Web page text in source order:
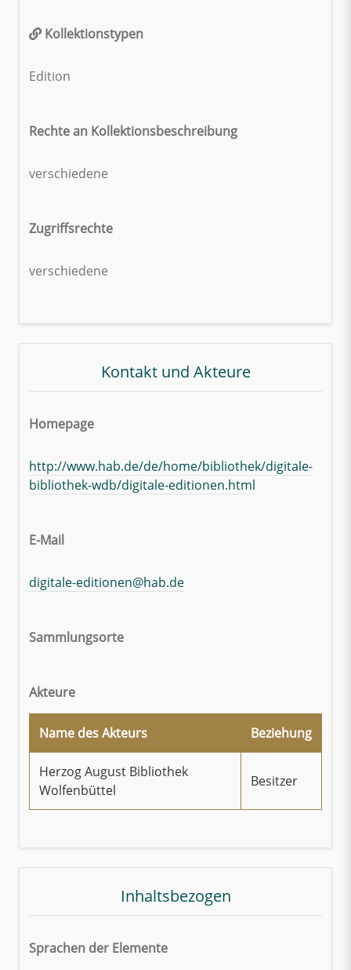
Kollektionstypen
Edition
Rechte an Kollektionsbeschreibung
verschiedene
Zugriffsrechte
verschiedene
Kontakt und Akteure
Homepage
http://www.hab.de/de/home/bibliothek/digitale-
bibliothek-wdb/digitale-editionen.html
E-Mail
digitale-editionen@hab.de
Sammlungsorte
Akteure
Name des Akteurs Beziehung
Herzog August Bibliothek
Wolfenbüttel
Besitzer
Inhaltsbezogen
Sprachen der Elemente